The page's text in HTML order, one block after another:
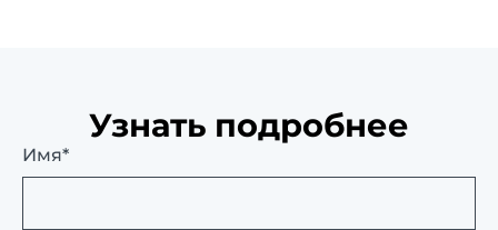
Узнать подробнее
Имя*